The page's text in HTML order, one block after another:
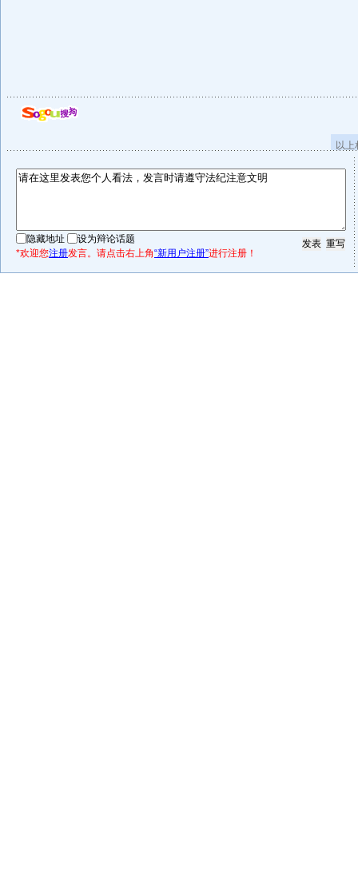
以
隐藏地址
设为辩论话题
*欢迎您注册发言。请点击右上角“新用户注册”进行注册！